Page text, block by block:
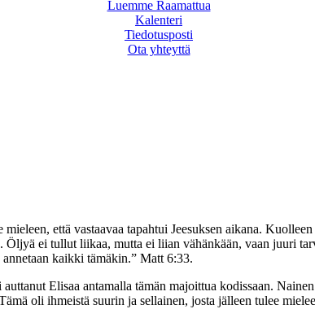
Luemme Raamattua
Kalenteri
Tiedotusposti
Ota yhteyttä
että vastaavaa tapahtui Jeesuksen aikana.
ei tullut liikaa, mutta ei liian vähänkään, vaan juuri
kaikki tämäkin.” Matt 6:33.
Elisaa antamalla tämän majoittua kodissaan.
oli ihmeistä suurin ja sellainen, josta jälleen tulee